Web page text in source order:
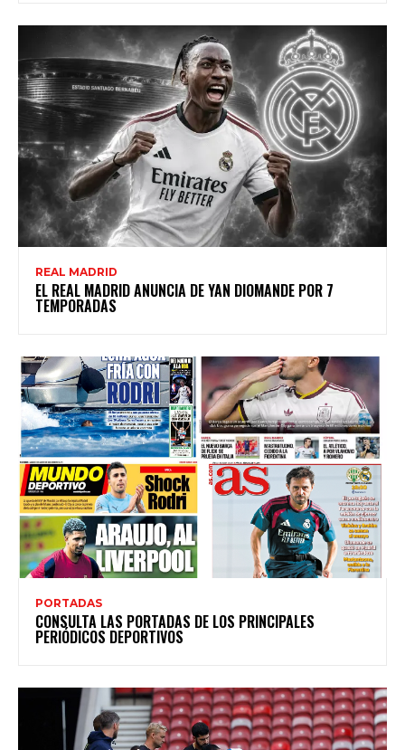
REAL MADRID
EL REAL MADRID ANUNCIA DE YAN DIOMANDE POR 7
TEMPORADAS
PORTADAS
CONSULTA LAS PORTADAS DE LOS PRINCIPALES
PERIÓDICOS DEPORTIVOS